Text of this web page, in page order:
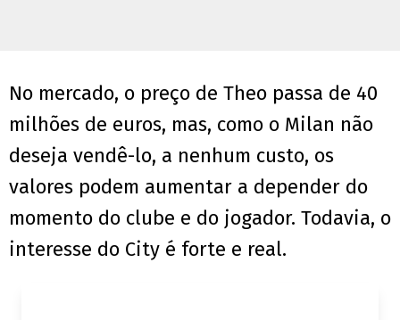
No mercado, o preço de Theo passa de 40
milhões de euros, mas, como o Milan não
deseja vendê-lo, a nenhum custo, os
valores podem aumentar a depender do
momento do clube e do jogador. Todavia, o
interesse do City é forte e real.